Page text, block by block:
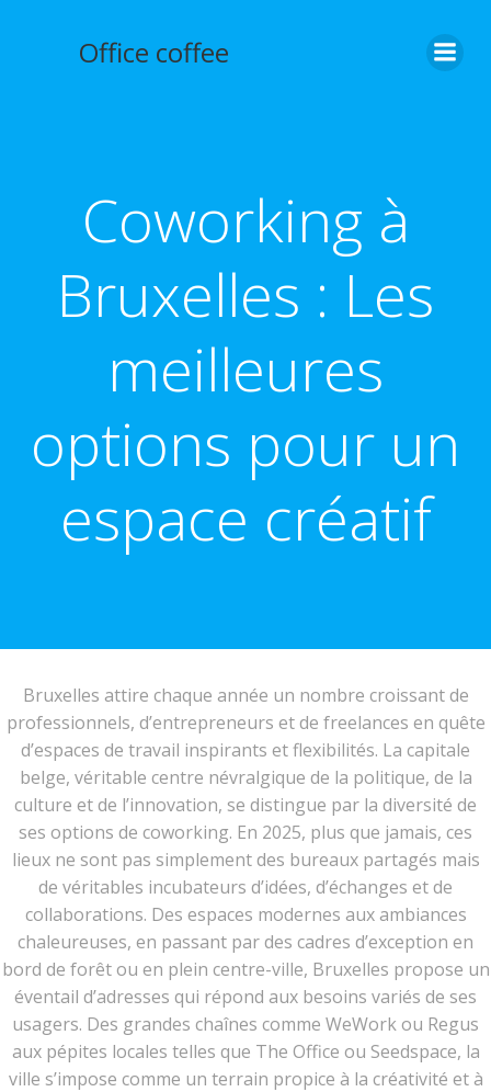
Office coffee
Coworking à
Bruxelles : Les
meilleures
options pour un
espace créatif
Bruxelles attire chaque année un nombre croissant de
professionnels, d’entrepreneurs et de freelances en quête
d’espaces de travail inspirants et flexibilités. La capitale
belge, véritable centre névralgique de la politique, de la
culture et de l’innovation, se distingue par la diversité de
ses options de coworking. En 2025, plus que jamais, ces
lieux ne sont pas simplement des bureaux partagés mais
de véritables incubateurs d’idées, d’échanges et de
collaborations. Des espaces modernes aux ambiances
chaleureuses, en passant par des cadres d’exception en
bord de forêt ou en plein centre-ville, Bruxelles propose un
éventail d’adresses qui répond aux besoins variés de ses
usagers. Des grandes chaînes comme WeWork ou Regus
aux pépites locales telles que The Office ou Seedspace, la
ville s’impose comme un terrain propice à la créativité et à